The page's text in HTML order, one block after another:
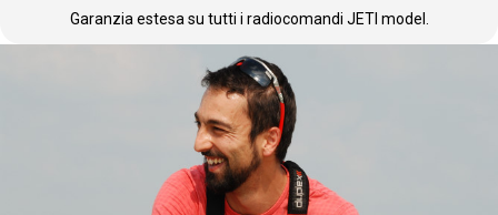
Garanzia estesa su tutti i radiocomandi JETI model.